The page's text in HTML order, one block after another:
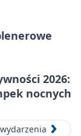
2026:
nocnych